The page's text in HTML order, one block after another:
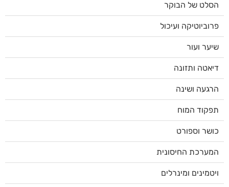
הסלט של הבוקר
פרוביוטיקה ועיכול
שיער ועור
דיאטה ותזונה
הרגעה ושינה
תפקוד המוח
כושר וספורט
המערכת החיסונית
ויטמינים ומינרלים